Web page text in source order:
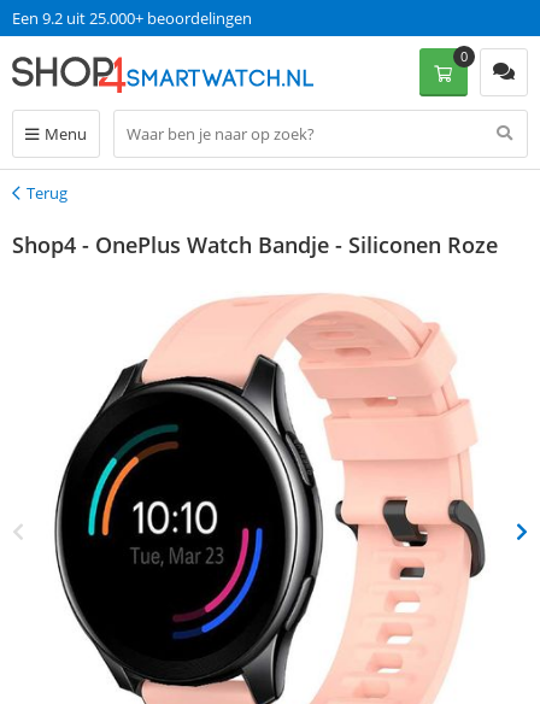
Een 9.2 uit 25.000+ beoordelingen
Menu
0
Terug
Terug
Shop4 - OnePlus Watch Bandje - Siliconen Roze